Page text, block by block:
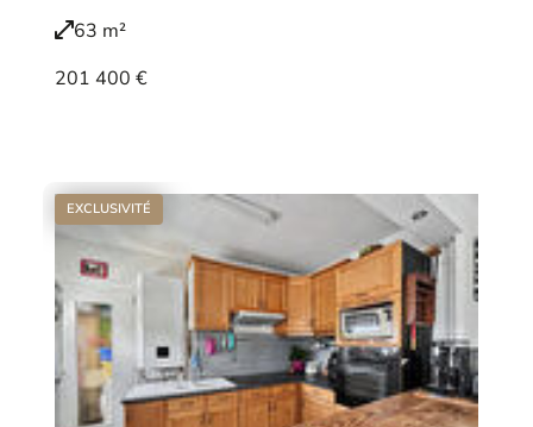
63 m²
201 400 €
EXCLUSIVITÉ